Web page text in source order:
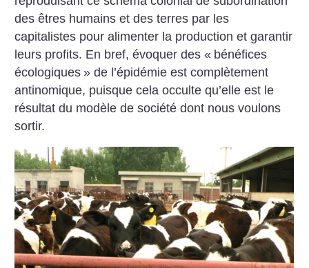
des êtres humains et des terres par les
capitalistes pour alimenter la production et garantir
leurs profits. En bref, évoquer des « bénéfices
écologiques » de l’épidémie est complètement
antinomique, puisque cela occulte qu’elle est le
résultat du modèle de société dont nous voulons
sortir.